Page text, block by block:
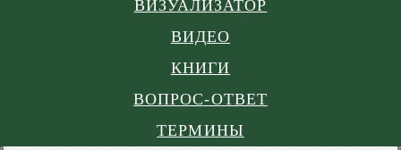
ВИЗУАЛИЗАТОР
ВИДЕО
КНИГИ
ВОПРОС-ОТВЕТ
ТЕРМИНЫ